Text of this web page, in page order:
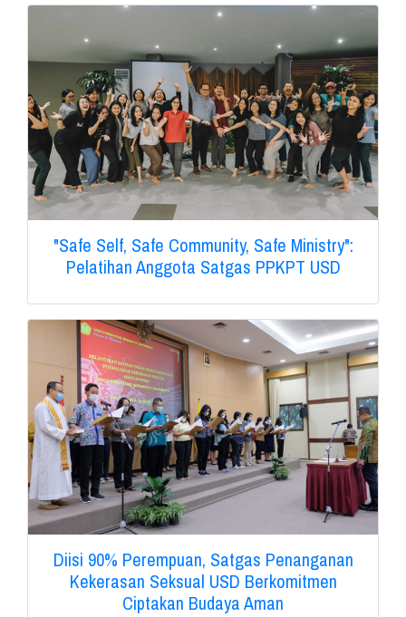
"Safe Self, Safe Community, Safe Ministry":
Pelatihan Anggota Satgas PPKPT USD
Diisi 90% Perempuan, Satgas Penanganan
Kekerasan Seksual USD Berkomitmen
Ciptakan Budaya Aman